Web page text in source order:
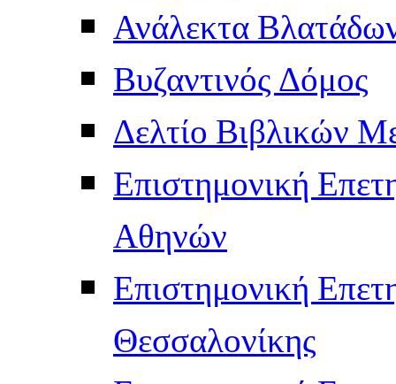
Ανάλεκτα
Βυζαντινός Δόμος
Δελτίο Βιβλικών
Επιστημονική
Αθηνών
Επιστημονική
Θεσσαλονίκης